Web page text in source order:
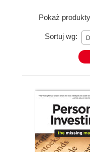
Pokaż
Sortuj wg: